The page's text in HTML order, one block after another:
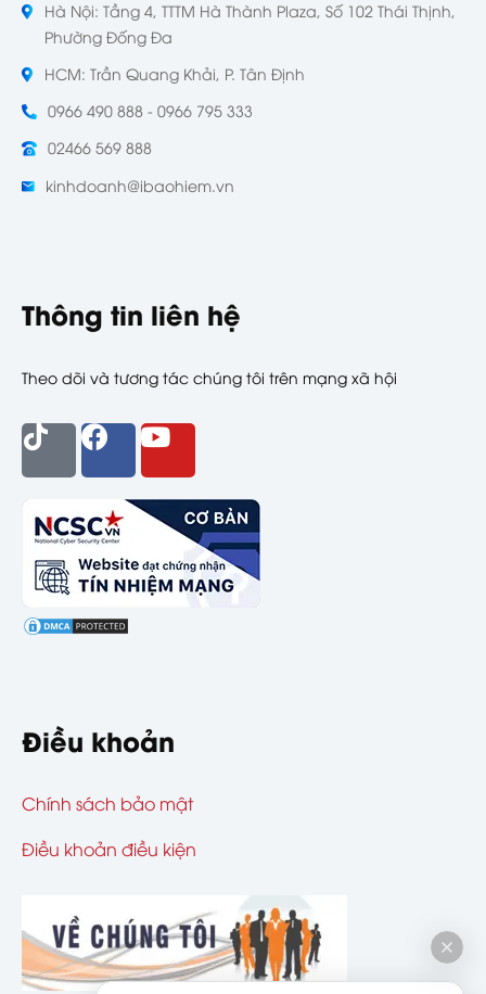
Hà Nội: Tầng 4, TTTM Hà Thành Plaza, Số 102 Thái Thịnh,
Phường Đống Đa
HCM: Trần Quang Khải, P. Tân Định
0966 490 888 - 0966 795 333
02466 569 888
kinhdoanh@ibaohiem.vn
Thông tin liên hệ
Theo dõi và tương tác chúng tôi trên mạng xã hội
Điều khoản
Chính sách bảo mật
Điều khoản điều kiện